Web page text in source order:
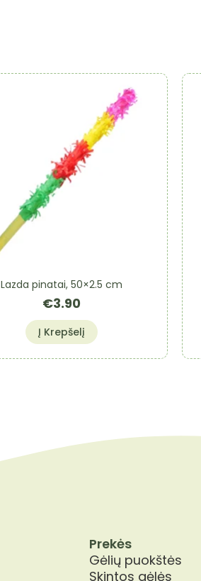
Lazda pinatai, 50×2.5 cm
€3.90
Į Krepšelį
Prekės
Gėlių puokštės
Skintos gėlės